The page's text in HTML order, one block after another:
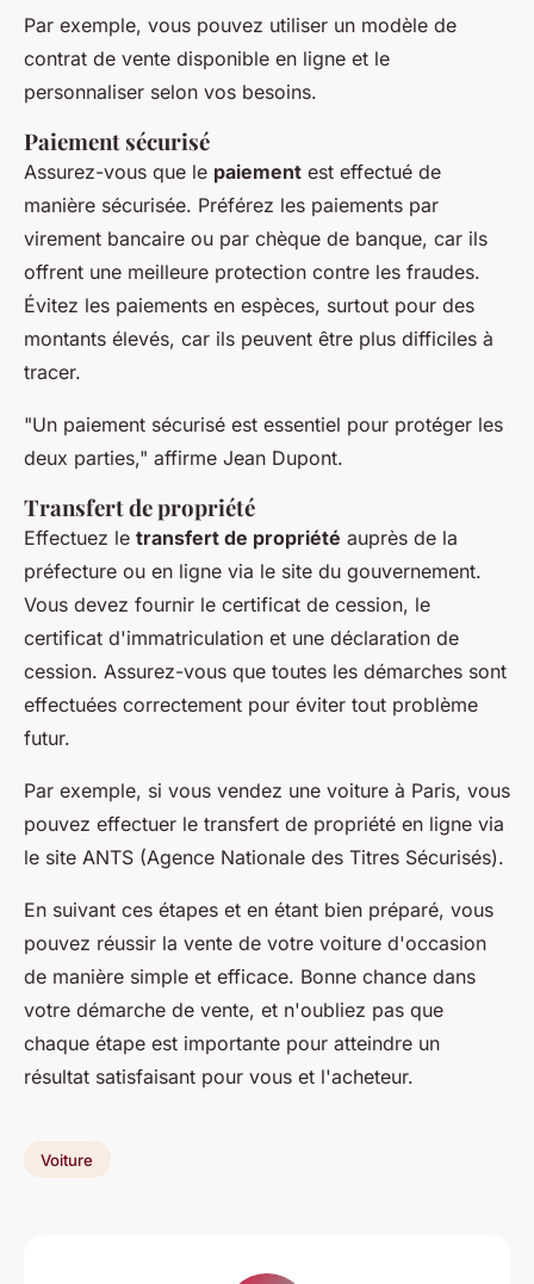
Par exemple, vous pouvez utiliser un modèle de
contrat de vente disponible en ligne et le
personnaliser selon vos besoins.
Paiement sécurisé
Assurez-vous que le paiement est effectué de
manière sécurisée. Préférez les paiements par
virement bancaire ou par chèque de banque, car ils
offrent une meilleure protection contre les fraudes.
Évitez les paiements en espèces, surtout pour des
montants élevés, car ils peuvent être plus difficiles à
tracer.
"Un paiement sécurisé est essentiel pour protéger les
deux parties," affirme Jean Dupont.
Transfert de propriété
Effectuez le transfert de propriété auprès de la
préfecture ou en ligne via le site du gouvernement.
Vous devez fournir le certificat de cession, le
certificat d'immatriculation et une déclaration de
cession. Assurez-vous que toutes les démarches sont
effectuées correctement pour éviter tout problème
futur.
Par exemple, si vous vendez une voiture à Paris, vous
pouvez effectuer le transfert de propriété en ligne via
le site ANTS (Agence Nationale des Titres Sécurisés).
En suivant ces étapes et en étant bien préparé, vous
pouvez réussir la vente de votre voiture d'occasion
de manière simple et efficace. Bonne chance dans
votre démarche de vente, et n'oubliez pas que
chaque étape est importante pour atteindre un
résultat satisfaisant pour vous et l'acheteur.
Voiture